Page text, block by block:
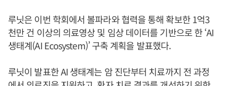
루닛은 이번 학회에서 볼파라와 협력을 통해 확보한 1억3
천만 건 이상의 의료영상 및 임상 데이터를 기반으로 한 ‘AI
생태계(AI Ecosystem)’ 구축 계획을 발표했다.
루닛이 발표한 AI 생태계는 암 진단부터 치료까지 전 과정